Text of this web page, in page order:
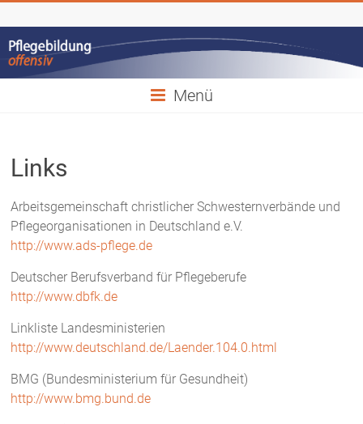
Inhalt
springen
Bildungsrat
Pflege
Menü
Links
Arbeitsgemeinschaft christlicher Schwesternverbände und
Pflegeorganisationen in Deutschland e.V.
http://www.ads-pflege.de
Deutscher Berufsverband für Pflegeberufe
http://www.dbfk.de
Linkliste Landesministerien
http://www.deutschland.de/Laender.104.0.html
BMG (Bundesministerium für Gesundheit)
http://www.bmg.bund.de